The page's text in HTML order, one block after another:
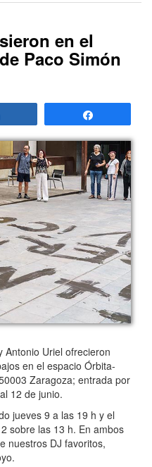
en el
Paco Simón
Uriel ofrecieron
en el espacio Órbita-
Zaragoza; entrada por
12 de junio.
jueves 9 a las 19 h y el
sobre las 13 h. En ambos
nuestros DJ favoritos,